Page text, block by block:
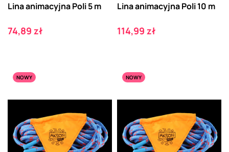
Lina animacyjna Poli 5 m
Cena
74,89 zł
Lina animacyjna Poli 10 m
Cena
114,99 zł
NOWY NOWY